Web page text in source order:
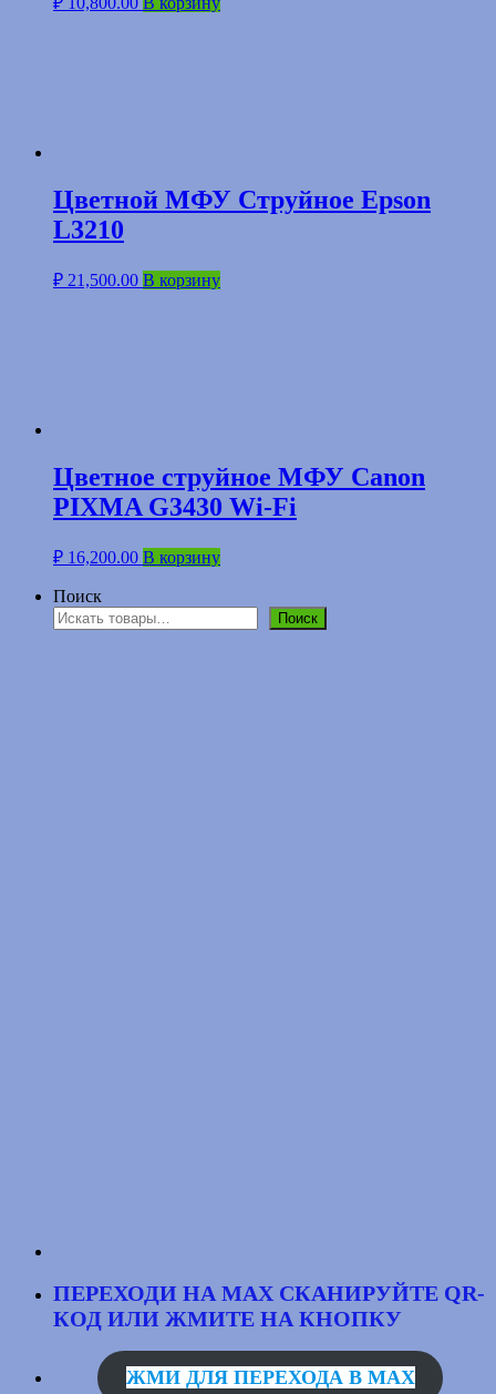
Цветной МФУ Струйное Epson
L3210
₽ 21,500.00 В корзину
Цветное струйное МФУ Canon
PIXMA G3430 Wi-Fi
₽ 16,200.00 В корзину
Поиск
Поиск
ПЕРЕХОДИ НА MAX СКАНИРУЙТЕ QR-
КОД ИЛИ ЖМИТЕ НА КНОПКУ
ЖМИ ДЛЯ ПЕРЕХОДА В MAX